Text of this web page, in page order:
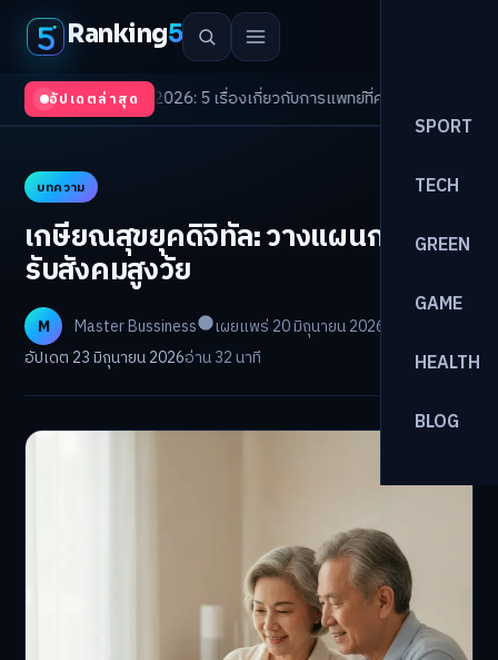
Ranking5
SPORT
TECH
GREEN
GAME
HEALTH
BLOG
อัปเดตล่าสุด
2026: 5 เรื่องเกี่ยวกับการแพทย์ที่ควรรู้/ดอกเบี้ยขาขึ้นรอบใหม่! จั
บทความ
เกษียณสุขยุคดิจิทัล: วางแผนการเงิน
รับสังคมสูงวัย
M Master Bussiness
เผยแพร่ 20 มิถุนายน 2026
อัปเดต 23 มิถุนายน 2026อ่าน 32 นาที